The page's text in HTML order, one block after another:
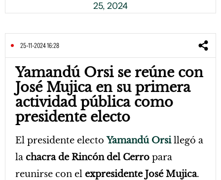
25, 2024
25-11-2024 16:28
Yamandú Orsi se reúne con
José Mujica en su primera
actividad pública como
presidente electo
El presidente electo Yamandú Orsillegó a
la chacra de Rincón del Cerro para
reunirse con el expresidente José Mujica.